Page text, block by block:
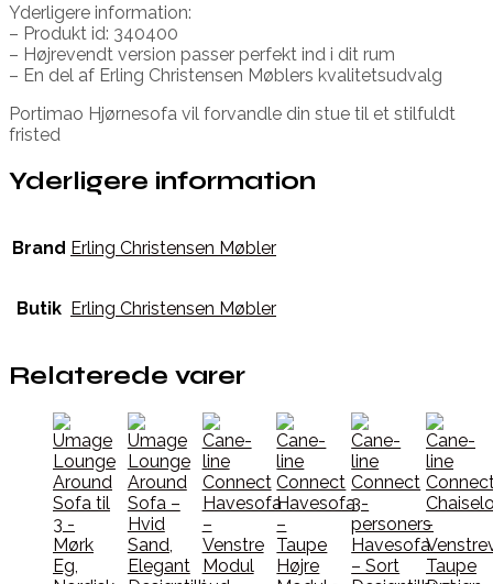
Yderligere information:
– Produkt id: 340400
– Højrevendt version passer perfekt ind i dit rum
– En del af Erling Christensen Møblers kvalitetsudvalg
Portimao Hjørnesofa vil forvandle din stue til et stilfuldt
fristed
Yderligere information
Brand Erling Christensen Møbler
Butik Erling Christensen Møbler
Relaterede varer